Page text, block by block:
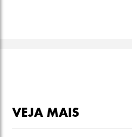
VEJA MAIS